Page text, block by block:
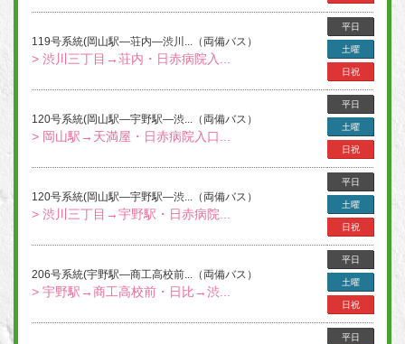
119号系統(岡山駅―荘内―渋川...（両備バス）
> 渋川三丁目→荘内・日赤病院入...
平日
土曜
日祝
120号系統(岡山駅―宇野駅―渋...（両備バス）
> 岡山駅→天満屋・日赤病院入口...
平日
土曜
日祝
120号系統(岡山駅―宇野駅―渋...（両備バス）
> 渋川三丁目→宇野駅・日赤病院...
平日
土曜
日祝
206号系統(宇野駅―商工高校前...（両備バス）
> 宇野駅→商工高校前・日比→渋...
平日
土曜
日祝
平日